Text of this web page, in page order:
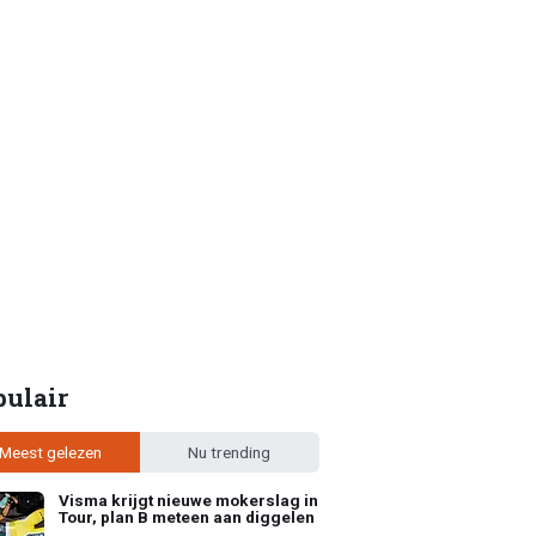
gelezen Nu trending
Visma krijgt nieuwe mokerslag in
Tour, plan B meteen aan diggelen